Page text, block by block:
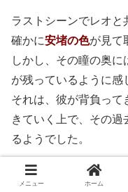
ラストシーンでレオと
確かに安堵の色が見て
しかし、その瞳の奥に
が残っているように感
それは、彼が背負って
きていく上で、その過
るようでした。
メニュー ホーム